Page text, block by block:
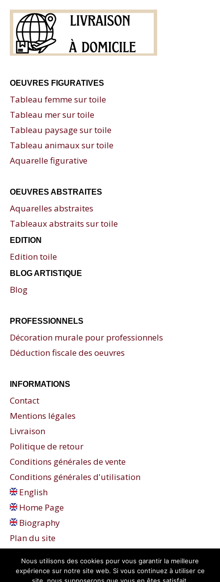
OEUVRES FIGURATIVES
Tableau femme sur toile
Tableau mer sur toile
Tableau paysage sur toile
Tableau animaux sur toile
Aquarelle figurative
OEUVRES ABSTRAITES
Aquarelles abstraites
Tableaux abstraits sur toile
EDITION
Edition toile
BLOG ARTISTIQUE
Blog
PROFESSIONNELS
Décoration murale pour professionnels
Déduction fiscale des oeuvres
INFORMATIONS
Contact
Mentions légales
Livraison
Politique de retour
Conditions générales de vente
Conditions générales d'utilisation
English
Home Page
Biography
Plan du site
Nous utilisons des cookies pour vous garantir la meilleure
expérience sur notre site web. Si vous continuez à utiliser ce